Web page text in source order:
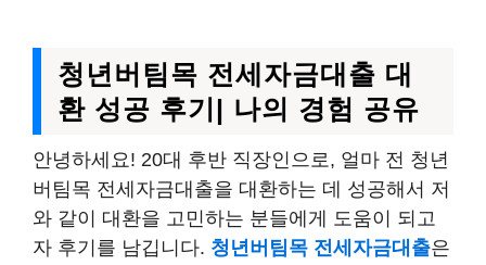
청년버팀목 전세자금대출 대
환 성공 후기| 나의 경험 공유
안녕하세요! 20대 후반 직장인으로, 얼마 전 청년
버팀목 전세자금대출을 대환하는 데 성공해서 저
와 같이 대환을 고민하는 분들에게 도움이 되고
자 후기를 남깁니다. 청년버팀목 전세자금대출은